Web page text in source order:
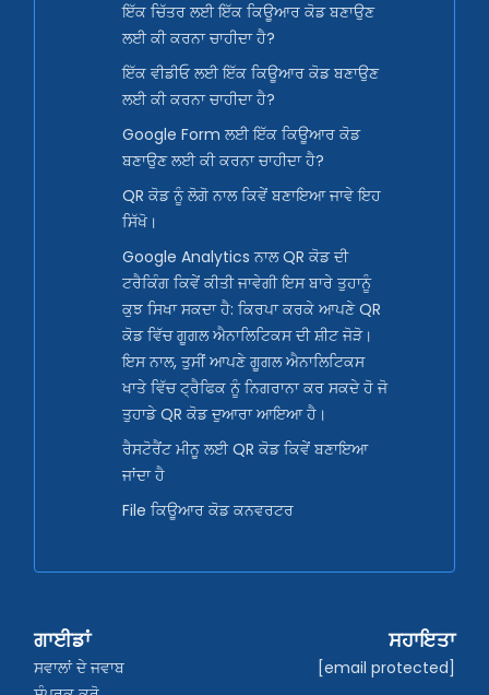
ਇੱਕ ਚਿੱਤਰ ਲਈ ਇੱਕ ਕਿਊਆਰ ਕੋਡ ਬਣਾਉਣ
ਲਈ ਕੀ ਕਰਨਾ ਚਾਹੀਦਾ ਹੈ?
ਇੱਕ ਵੀਡੀਓ ਲਈ ਇੱਕ ਕਿਊਆਰ ਕੋਡ ਬਣਾਉਣ
ਲਈ ਕੀ ਕਰਨਾ ਚਾਹੀਦਾ ਹੈ?
Google Form ਲਈ ਇੱਕ ਕਿਊਆਰ ਕੋਡ
ਬਣਾਉਣ ਲਈ ਕੀ ਕਰਨਾ ਚਾਹੀਦਾ ਹੈ?
QR ਕੋਡ ਨੂੰ ਲੋਗੋ ਨਾਲ ਕਿਵੇਂ ਬਣਾਇਆ ਜਾਵੇ ਇਹ
ਸਿੱਖੋ।
Google Analytics ਨਾਲ QR ਕੋਡ ਦੀ
ਟਰੈਕਿੰਗ ਕਿਵੇਂ ਕੀਤੀ ਜਾਵੇਗੀ ਇਸ ਬਾਰੇ ਤੁਹਾਨੂੰ
ਕੁਝ ਸਿਖਾ ਸਕਦਾ ਹੈ: ਕਿਰਪਾ ਕਰਕੇ ਆਪਣੇ QR
ਕੋਡ ਵਿੱਚ ਗੂਗਲ ਐਨਾਲਿਟਿਕਸ ਦੀ ਸ਼ੀਟ ਜੋੜੋ।
ਇਸ ਨਾਲ, ਤੁਸੀਂ ਆਪਣੇ ਗੂਗਲ ਐਨਾਲਿਟਿਕਸ
ਖਾਤੇ ਵਿੱਚ ਟ੍ਰੈਫਿਕ ਨੂੰ ਨਿਗਰਾਨਾ ਕਰ ਸਕਦੇ ਹੋ ਜੋ
ਤੁਹਾਡੇ QR ਕੋਡ ਦੁਆਰਾ ਆਇਆ ਹੈ।
ਰੈਸਟੋਰੈਂਟ ਮੀਨੂ ਲਈ QR ਕੋਡ ਕਿਵੇਂ ਬਣਾਇਆ
ਜਾਂਦਾ ਹੈ
File ਕਿਊਆਰ ਕੋਡ ਕਨਵਰਟਰ
ਗਾਈਡਾਂ
ਸਵਾਲਾਂ ਦੇ ਜਵਾਬ
ਸਹਾਇਤਾ
[email protected]